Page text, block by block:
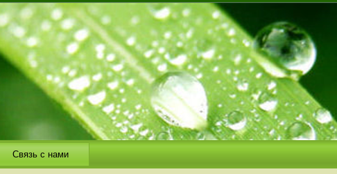
Связь с нами